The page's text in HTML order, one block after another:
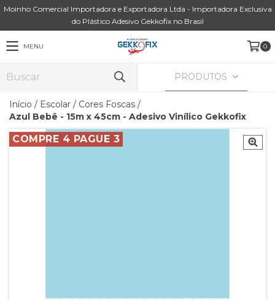
Moinho Comercial Importadora e Exportadora Ltda - Importadora Exclusiva
do Plástico Adesivo Gekkofix no Brasil
MENU 0
PRODUTOS
Início / Escolar / Cores Foscas /
Azul Bebê - 15m x 45cm - Adesivo Vinílico Gekkofix
COMPRE 4 PAGUE 3